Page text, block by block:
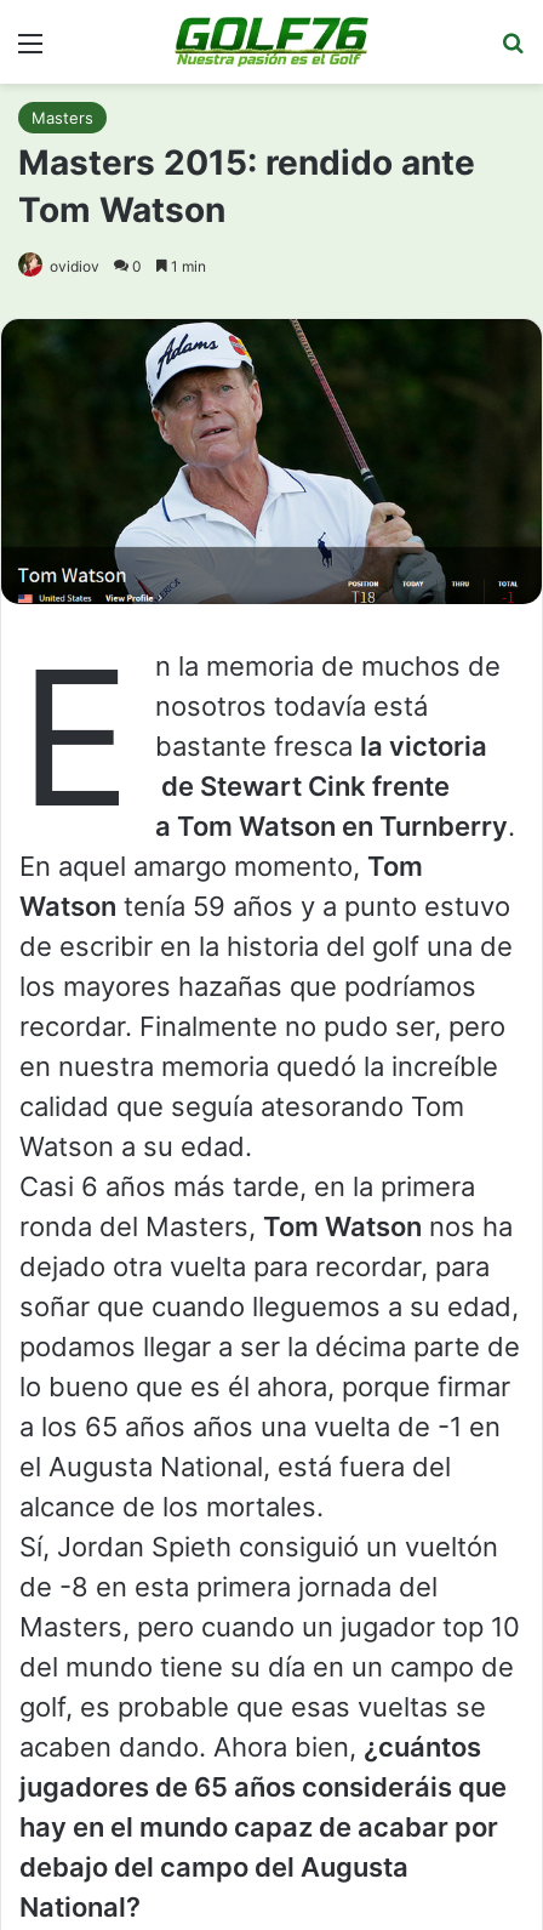
Masters
Masters 2015: rendido ante
Tom Watson
ovidiov 0 1 min
E
n la memoria de muchos de
nosotros todavía está
bastante fresca la victoria
de Stewart Cink frente
a Tom Watson en Turnberry.
En aquel amargo momento, Tom
Watson tenía 59 años y a punto estuvo
de escribir en la historia del golf una de
los mayores hazañas que podríamos
recordar. Finalmente no pudo ser, pero
en nuestra memoria quedó la increíble
calidad que seguía atesorando Tom
Watson a su edad.
Casi 6 años más tarde, en la primera
ronda del Masters, Tom Watson nos ha
dejado otra vuelta para recordar, para
soñar que cuando lleguemos a su edad,
podamos llegar a ser la décima parte de
lo bueno que es él ahora, porque firmar
a los 65 años años una vuelta de -1 en
el Augusta National, está fuera del
alcance de los mortales.
Sí, Jordan Spieth consiguió un vueltón
de -8 en esta primera jornada del
Masters, pero cuando un jugador top 10
del mundo tiene su día en un campo de
golf, es probable que esas vueltas se
acaben dando. Ahora bien, ¿cuántos
jugadores de 65 años consideráis que
hay en el mundo capaz de acabar por
debajo del campo del Augusta
National?